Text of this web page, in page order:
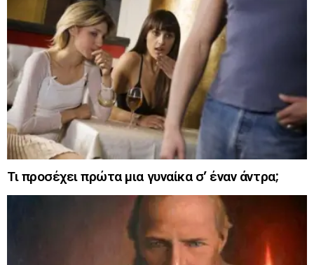
Τι προσέχει πρώτα μια γυναίκα σ’ έναν άντρα;